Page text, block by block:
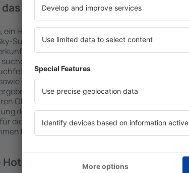
Hotel in Milhac finden?
ein Hotel Milhac zu finden, ist die
Suchmaschine für Unterkünfte. Eine
garantiert, dass Sie gerade das
Geben Sie den Reiseort in die
ein, wählen Sie die Check-In- und
die Anzahl der Gäste und Zimmer aus.
werden die zum angegebenen
Objekte angezeigt. Sie können ganz
des Hotels vom Zentrum, die
die Unterkunft oder die Anzahl der Sterne,
hat, überprüfen.
in Milhac gebucht